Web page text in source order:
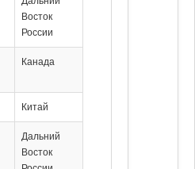
Восток
России
Канада
Китай
Дальний
Восток